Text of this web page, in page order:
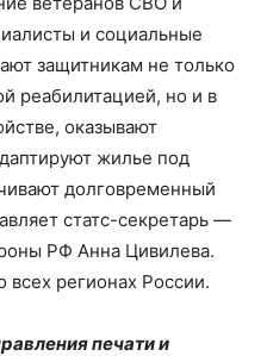
и социальные
защитникам не только
реабилитацией, но и в
оказывают
жилье под
долговременный
статс-секретарь —
РФ Анна Цивилева.
регионах России.
печати и